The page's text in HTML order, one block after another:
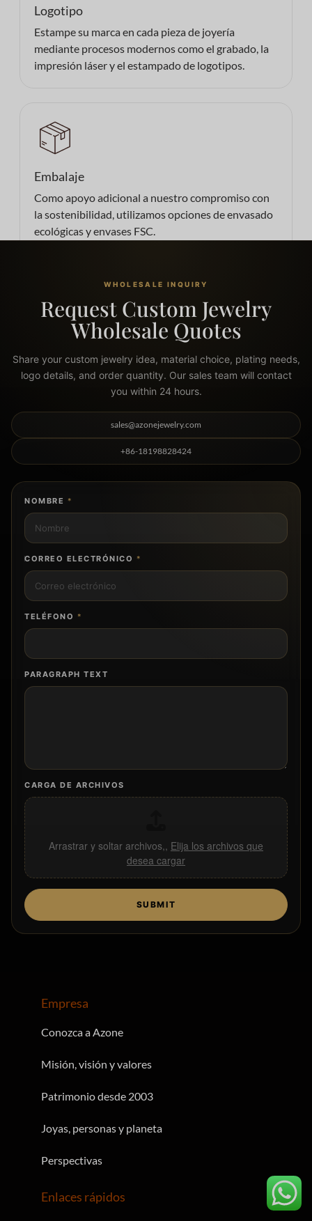
Logotipo
Estampe su marca en cada pieza de joyería
mediante procesos modernos como el grabado, la
impresión láser y el estampado de logotipos.
Embalaje
Como apoyo adicional a nuestro compromiso con
la sostenibilidad, utilizamos opciones de envasado
ecológicas y envases FSC.
WHOLESALE INQUIRY
Request Custom Jewelry
Wholesale Quotes
Share your custom jewelry idea, material choice, plating needs,
logo details, and order quantity. Our sales team will contact
you within 24 hours.
sales@azonejewelry.com
+86-18198828424
NOMBRE *
CORREO ELECTRÓNICO *
TELÉFONO *
PARAGRAPH TEXT
CARGA DE ARCHIVOS
Arrastrar y soltar archivos,, Elija los archivos que
desea cargar
SUBMIT
Enlaces rápidos
Empresa
Conozca a Azone
Misión, visión y valores
Patrimonio desde 2003
Joyas, personas y planeta
Perspectivas